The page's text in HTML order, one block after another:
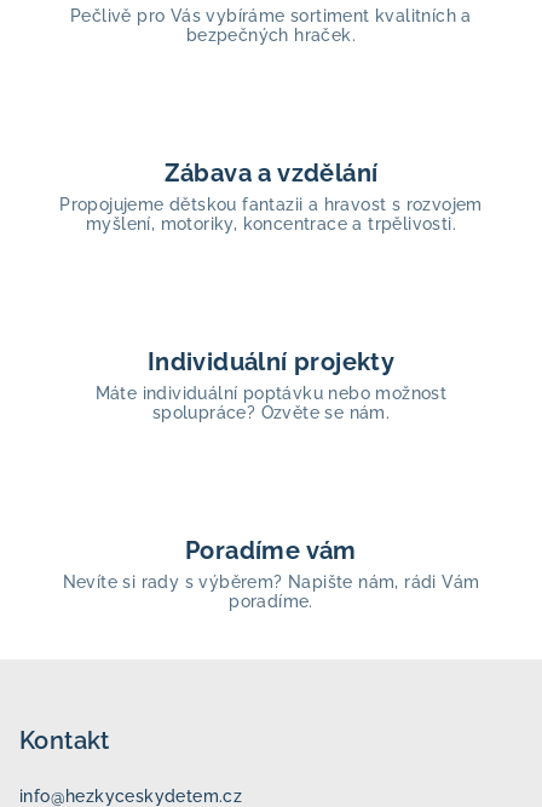
Pečlivě pro Vás vybíráme sortiment kvalitních a
bezpečných hraček.
Zábava a vzdělání
Propojujeme dětskou fantazii a hravost s rozvojem
myšlení, motoriky, koncentrace a trpělivosti.
Individuální projekty
Máte individuální poptávku nebo možnost
spolupráce? Ozvěte se nám.
Poradíme vám
Nevíte si rady s výběrem? Napište nám, rádi Vám
poradíme.
Kontakt
info@hezkyceskydetem.cz